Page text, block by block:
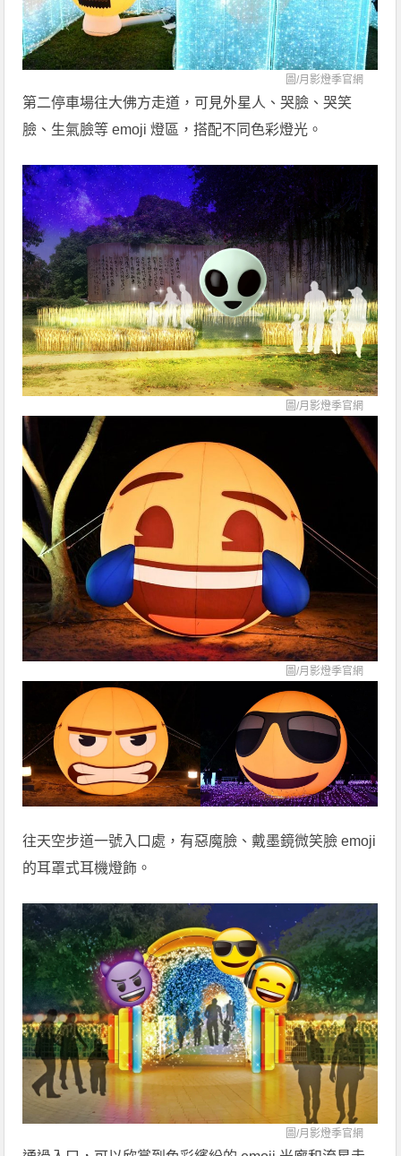
圖/月影燈季官網
第二停車場往大佛方走道，可見外星人、哭臉、哭笑
臉、生氣臉等 emoji 燈區，搭配不同色彩燈光。
圖/月影燈季官網
圖/月影燈季官網
往天空步道一號入口處，有惡魔臉、戴墨鏡微笑臉 emoji
的耳罩式耳機燈飾。
圖/月影燈季官網